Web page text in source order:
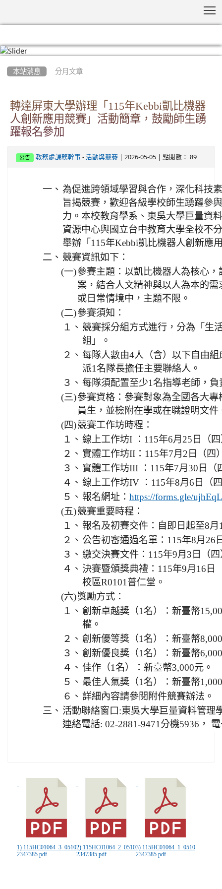
本站消息 分月文章
轉達屏東大學辦理「115年Kebbi凱比機器
人創新應用競賽」活動簡章，鼓勵師生踴
躍報名參加
公告 教務處課務幹事 -活動與競賽 | 2026-05-05 | 點閱數： 89
一、 為促進跨領域學習與合作，深化科技
旨揭競賽，歡迎各級學校師生踴躍參
力。本校教育學系、東吳大學巨量資
資源中心與國立台中教育大學全校不
舉辦「115年Kebbi凱比機器人創新應
二、 競賽資訊如下：
(一)參賽主題：以凱比機器人為核心
案，結合人文精神與以人為本的
或日常情境中，主題不限。
(二)參賽須知：
１、 競賽採分組方式進行，分為「生
組」。
２、 每隊人數由4人（含）以下自由
派1名隊長擔任主要聯絡人。
３、 每隊須配置至少1名指導老師，
(三)參賽資格：參賽對象為全國各大
員生，並檢附在學或在職證明文件
(四)競賽工作坊時程：
１、 線上工作坊I ：115年6月25日（
２、 實體工作坊II：115年7月2日（四
３、 實體工作坊III ：115年7月30日（
４、 線上工作坊IV ：115年8月6日（
５、 報名網址： https://forms.gle/
(五)競賽重要時程：
１、 報名及初賽交件：自即日起至8月
２、 公告初審通過名單：115年8月26
３、 繳交決賽文件：115年9月3日（
４、 決賽暨頒獎典禮：115年9月16日
校區R0101普仁堂。
(六)獎勵方式：
１、 創新卓越獎（1名）：新臺幣
權。
２、 創新優等獎（1名）：新臺幣
３、 創新優良獎（1名）：新臺幣
４、 佳作（1名）：新臺幣3,000元。
５、 最佳人氣獎（1名）：新臺幣
６、 詳細內容請參閱附件競賽辦法。
三、 活動聯絡窗口:東吳大學巨量資料管理
連絡電話: 02-2881-9471分機5936，
1) 115HC01064_3_0510
2347385.pdf
2) 115HC01064_2_0510
2347385.pdf
3) 115HC01064_1_0510
2347385.pdf